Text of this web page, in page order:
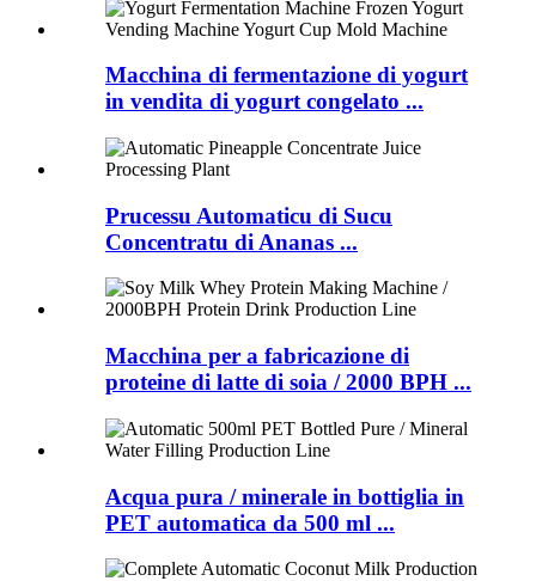
Macchina di fermentazione di yogurt
in vendita di yogurt congelato ...
Prucessu Automaticu di Sucu
Concentratu di Ananas ...
Macchina per a fabricazione di
proteine ​​​​di latte di soia / 2000 BPH ...
Acqua pura / minerale in bottiglia in
PET automatica da 500 ml ...